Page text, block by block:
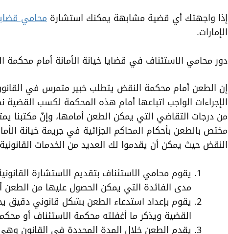
إذا واجهتك أي قضية مشابهة يمكنك استشارة محامي
الإمارات.
دور محامي الاستئناف في قضايا خيانة الأمانة أمام محكمة
إن الطعن أمام محكمة النقض يتطلب خبير متمرس في
الإجراءات الواجب اتباعها أمام هذه المحكمة لكسب القضية
من درجات التقاضي التي يمكن الطعن أمامها، وإنّ مكتبنا
مختص بالطعن بأحكام المحاكم الجزائية في جريمة خيانة
النقض حيث يمكن أن يقدموا لك العديد من الخدمات
يقوم محامي الاستئناف بتقديم الاستشارة
مدى الفائدة التي يمكن الحصول عليها من
يقوم بإعداد استدعاء الطعن بشكل قانوني دقيق
القضية ويذكر ما أغفلته محكمة الاستئناف أو
يقدم الطعن خلال المدة المحددة في القانون